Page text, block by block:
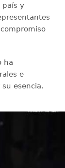
país y
ha
e
esencia.